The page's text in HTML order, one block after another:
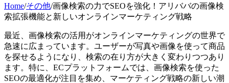
Home/その他/画像検索の力でSEOを強化！アリババの画像検
索拡張機能と新しいオンラインマーケティング戦略
最近、画像検索の活用がオンラインマーケティングの世界で
急速に広まっています。ユーザーが写真や画像を使って商品
を探せるようになり、検索の在り方が大きく変わりつつあり
ます。特に、ECプラットフォームでは、画像検索を使った
SEOの最適化が注目を集め、マーケティング戦略の新しい潮